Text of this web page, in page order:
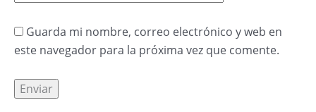
Guarda mi nombre, correo electrónico y web en
este navegador para la próxima vez que comente.